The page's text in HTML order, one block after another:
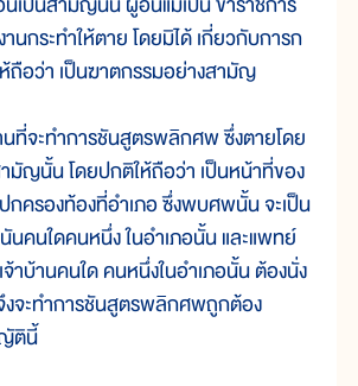
นกระทำให้ตาย โดยมิได้ เกี่ยวกับการก
ถือว่า เป็นฆาตกรรมอย่างสามัญ
ที่จะทำการชันสูตรพลิกศพ ซึ่งตายโดย
มัญนั้น โดยปกติให้ถือว่า เป็นหน้าที่ของ
กครองท้องที่อำเภอ ซึ่งพบศพนั้น จะเป็น
นคนใดคนหนึ่ง ในอำเภอนั้น และแพทย์
าบ้านคนใด คนหนึ่งในอำเภอนั้น ต้องนั่ง
จะทำการชันสูตรพลิกศพถูกต้อง
ตินี้